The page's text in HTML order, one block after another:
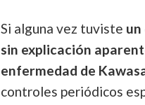
Si alguna vez tuviste
sin explicación
enfermedad de
controles periódicos